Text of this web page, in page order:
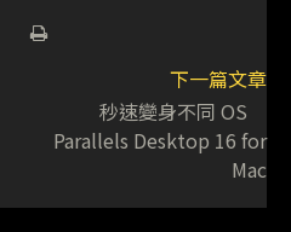
下一篇文章
秒速變身不同 OS
Parallels Desktop 16 for
Mac